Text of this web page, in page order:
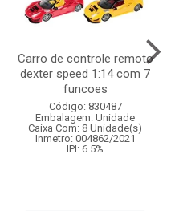
Carro de controle remoto
dexter speed 1:14 com 7
funcoes
Código: 830487
Embalagem: Unidade
Caixa Com: 8 Unidade(s)
Inmetro: 004862/2021
IPI: 6.5%